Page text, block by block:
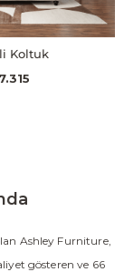
Koltuk
Ashley Furniture,
gösteren ve 66